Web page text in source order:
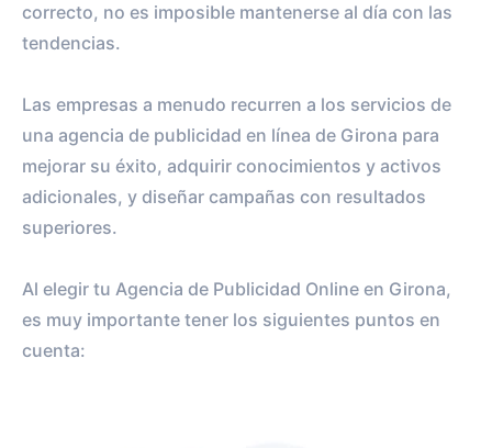
correcto, no es imposible mantenerse al día con las
tendencias.
Las empresas a menudo recurren a los servicios de
una agencia de publicidad en línea de Girona para
mejorar su éxito, adquirir conocimientos y activos
adicionales, y diseñar campañas con resultados
superiores.
Al elegir tu Agencia de Publicidad Online en Girona,
es muy importante tener los siguientes puntos en
cuenta: